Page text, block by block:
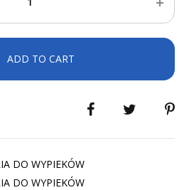
ADD TO CART
DO WYPIEKÓW
DO WYPIEKÓW